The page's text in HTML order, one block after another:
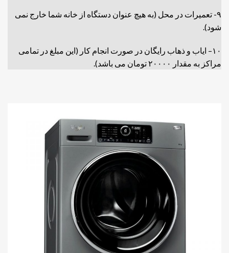
۹- تعمیرات در محل (به هیچ عنوان دستگاه از خانه شما خارج نمی
شود).
۱۰– ایاب و ذهاب رایگان در صورت انجام کار (این مبلغ در تمامی
مراکز به مقدار ۲۰۰۰۰ تومان می باشد).